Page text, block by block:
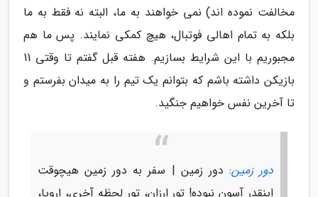
مخالفت نموده اند) نمی خواهند به ما، البته نه فقط به ما
بلکه به تمام اهالی فوتبال، هیچ کمکی نمایند. پس ما هم
مجبوریم با این شرایط بسازیم. هفته قبل گفتم تا وقتی 11
بازیکن داشته باشم که بتوانم یک تیم را به میدان بفرستم و
تا آخرین نفس خواهیم جنگید.
دور زمین: دور زمین | سفر به دور زمین هیچوقت
اینقدر آسون نبوده! تور ارزان، تور لحظه آخری، اروپا،